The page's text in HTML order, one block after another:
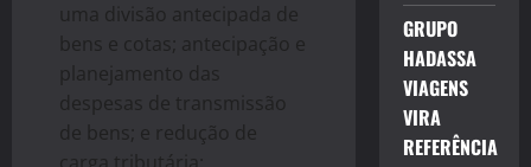
uma divisão antecipada de
bens e cotas; antecipação e
planejamento das
despesas de transmissão
de bens; e redução de
GRUPO
HADASSA
VIAGENS
VIRA
REFERÊNCIA